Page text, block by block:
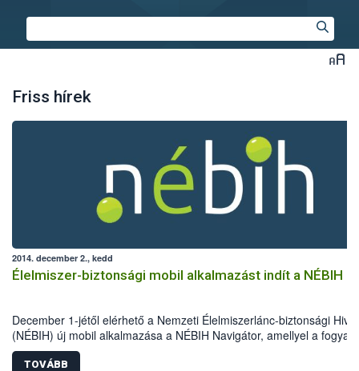
Friss hírek
2014. december 2., kedd
Élelmiszer-biztonsági mobil alkalmazást indít a NÉBIH
December 1-jétől elérhető a Nemzeti Élelmiszerlánc-biztonsági
(NÉBIH) új mobil alkalmazása a NÉBIH Navigátor, amellyel a
hatékonyan segíthetik az élelmiszerbiztonsági problémák
TOVÁBB